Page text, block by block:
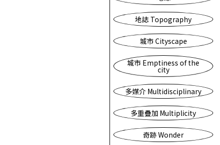
地誌 Topography
城市 Cityscape
城市 Emptiness of the
city
多媒介 Multidisciplinary
多重疊加 Multiplicity
奇跡 Wonder